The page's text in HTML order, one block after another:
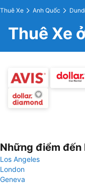
Thuê Xe Anh Quốc
Thuê Xe
Những điểm
Los Angeles
London
Geneva